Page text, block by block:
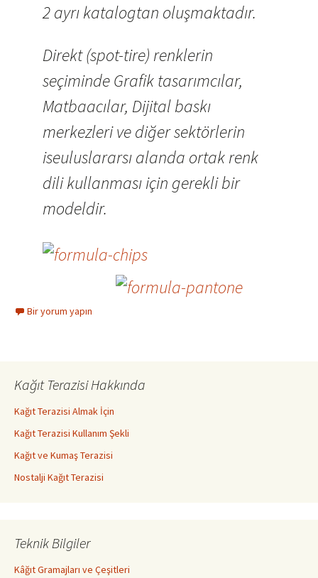
2 ayrı katalogtan oluşmaktadır.
Direkt (spot-tire) renklerin
seçiminde Grafik tasarımcılar,
Matbaacılar, Dijital baskı
merkezleri ve diğer sektörlerin
iseuluslararsı alanda ortak renk
dili kullanması için gerekli bir
modeldir.
Bir yorum yapın
Kağıt Terazisi Hakkında
Kağıt Terazisi Almak İçin
Kağıt Terazisi Kullanım Şekli
Kağıt ve Kumaş Terazisi
Nostalji Kağıt Terazisi
Teknik Bilgiler
Kâğıt Gramajları ve Çeşitleri